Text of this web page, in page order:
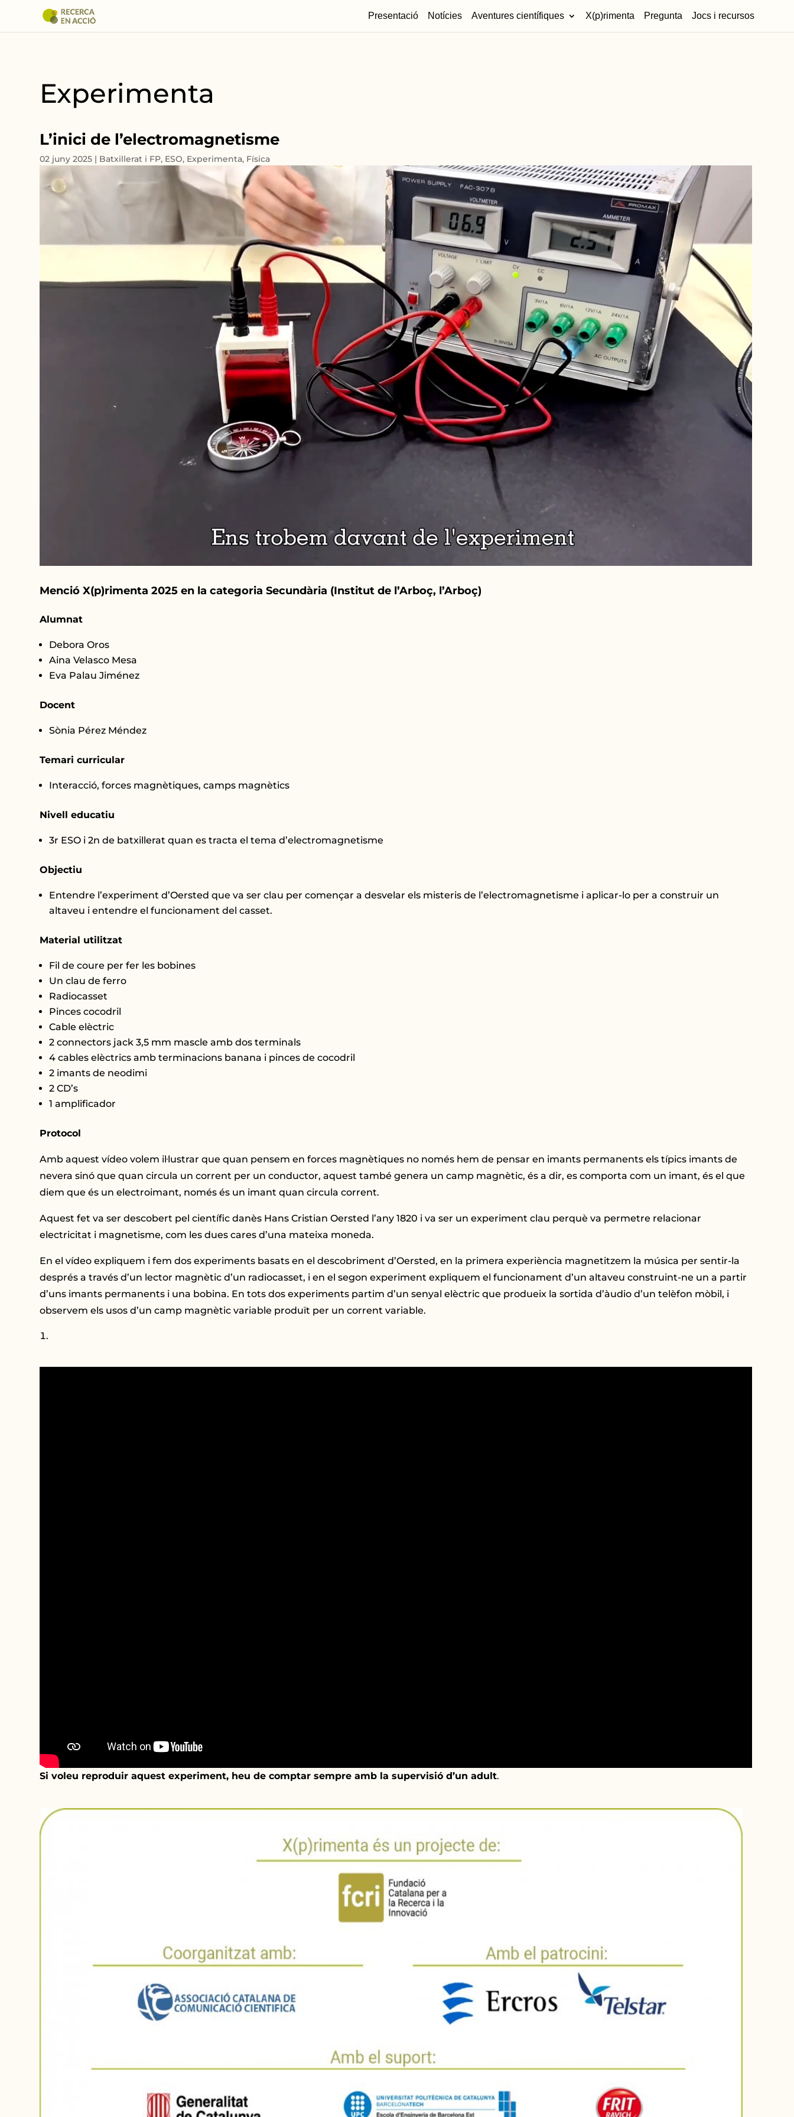
Presentació Notícies Aventures científiques X(p)rimenta Pregunta Jocs i recursos
Experimenta
L’inici de l’electromagnetisme
02 juny 2025 | Batxillerat i FP, ESO, Experimenta, Física
Menció X(p)rimenta 2025 en la categoria Secundària (Institut de l’Arboç, l’Arboç)
Alumnat
Debora Oros
Aina Velasco Mesa
Eva Palau Jiménez
Docent
Sònia Pérez Méndez
Temari curricular
Interacció, forces magnètiques, camps magnètics
Nivell educatiu
3r ESO i 2n de batxillerat quan es tracta el tema d’electromagnetisme
Objectiu
Entendre l’experiment d’Oersted que va ser clau per començar a desvelar els misteris de l’electromagnetisme i aplicar-lo per a construir un
altaveu i entendre el funcionament del casset.
Material utilitzat
Fil de coure per fer les bobines
Un clau de ferro
Radiocasset
Pinces cocodril
Cable elèctric
2 connectors jack 3,5 mm mascle amb dos terminals
4 cables elèctrics amb terminacions banana i pinces de cocodril
2 imants de neodimi
2 CD’s
1 amplificador
Protocol
Amb aquest vídeo volem il·lustrar que quan pensem en forces magnètiques no només hem de pensar en imants permanents els típics imants de
nevera sinó que quan circula un corrent per un conductor, aquest també genera un camp magnètic, és a dir, es comporta com un imant, és el que
diem que és un electroimant, només és un imant quan circula corrent.
Aquest fet va ser descobert pel científic danès Hans Cristian Oersted l’any 1820 i va ser un experiment clau perquè va permetre relacionar
electricitat i magnetisme, com les dues cares d’una mateixa moneda.
En el vídeo expliquem i fem dos experiments basats en el descobriment d’Oersted, en la primera experiència magnetitzem la música per sentir-la
després a través d’un lector magnètic d’un radiocasset, i en el segon experiment expliquem el funcionament d’un altaveu construint-ne un a partir
d’uns imants permanents i una bobina. En tots dos experiments partim d’un senyal elèctric que produeix la sortida d’àudio d’un telèfon mòbil, i
observem els usos d’un camp magnètic variable produït per un corrent variable.
Si voleu reproduir aquest experiment, heu de comptar sempre amb la supervisió d’un adult.